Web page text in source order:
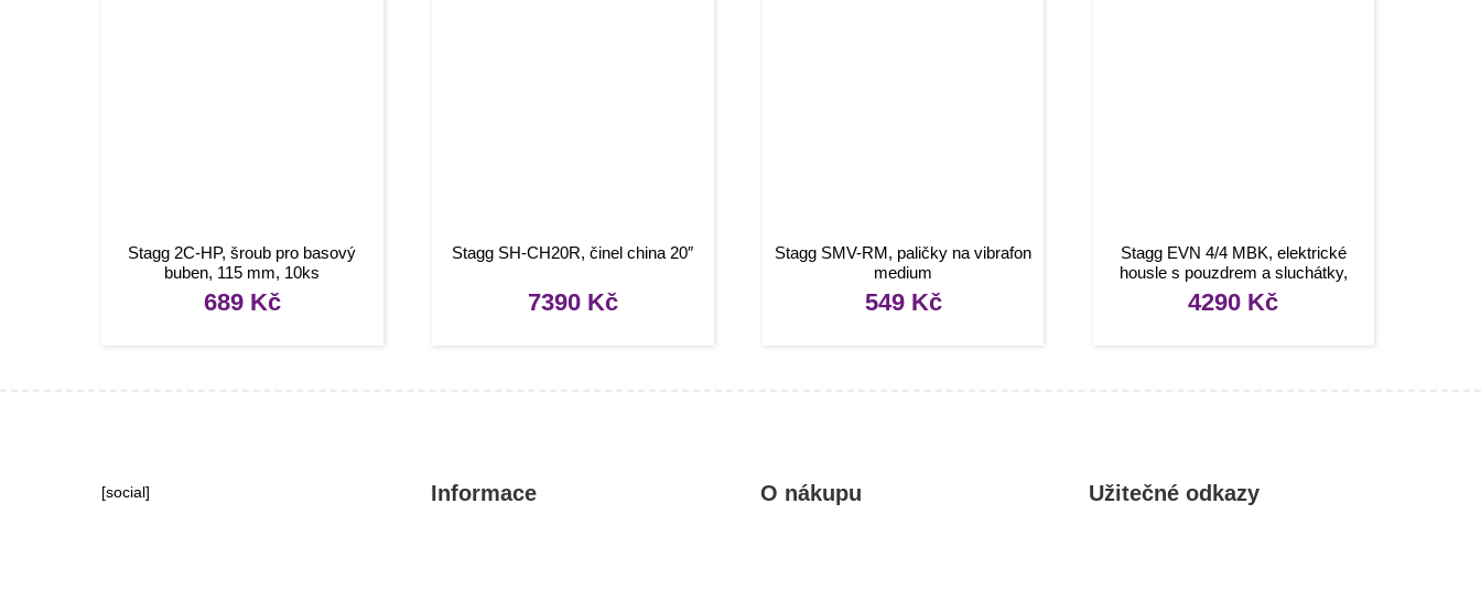
Stagg 2C-HP, šroub pro basový
buben, 115 mm, 10ks
689 Kč
Stagg SH-CH20R, činel china 20″
7390 Kč
Stagg SMV-RM, paličky na vibrafon
medium
549 Kč
Stagg EVN 4/4 MBK, elektrické
housle s pouzdrem a sluchátky,
černá metalíza
4290 Kč
[social] Informace O nákupu Užitečné odkazy